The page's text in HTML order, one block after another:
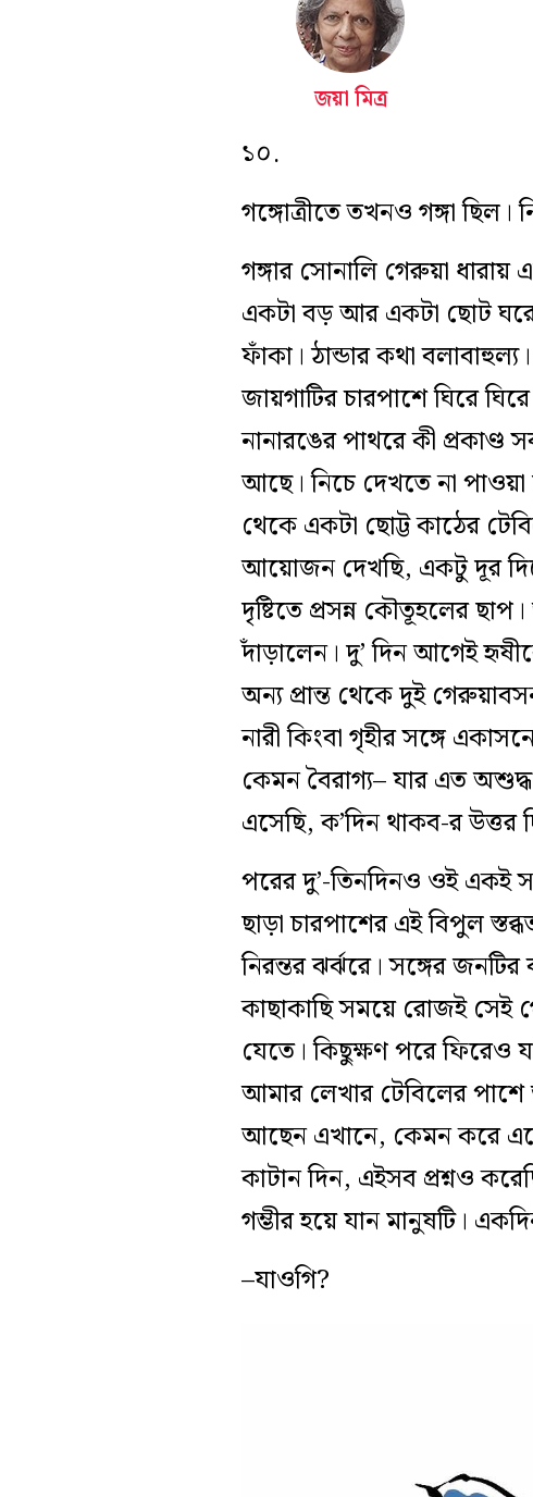
জয়া মিত্র
১০.
গঙ্গোত্রীতে তখনও গঙ্গা ছিল।
গঙ্গার সোনালি গেরুয়া
একটা বড় আর একটা ছোট
ফাঁকা। ঠান্ডার কথা
জায়গাটির চারপাশে ঘিরে
নানারঙের পাথরে কী
আছে। নিচে দেখতে না
থেকে একটা ছোট্ট কাঠের
আয়োজন দেখছি, একটু দূর
দৃষ্টিতে প্রসন্ন কৌতূহলের
দাঁড়ালেন। দু’ দিন আগেই
অন্য প্রান্ত থেকে দুই
নারী কিংবা গৃহীর সঙ্গে
কেমন বৈরাগ্য– যার এত
এসেছি, ক’দিন থাকব-র
পরের দু’-তিনদিনও ওই একই
ছাড়া চারপাশের এই বিপুল
নিরন্তর ঝর্ঝরে। সঙ্গের
কাছাকাছি সময়ে রোজই সেই
যেতে। কিছুক্ষণ পরে
আমার লেখার টেবিলের
আছেন এখানে, কেমন করে
কাটান দিন, এইসব প্রশ্নও
গম্ভীর হয়ে যান মানুষটি।
–যাওগি?